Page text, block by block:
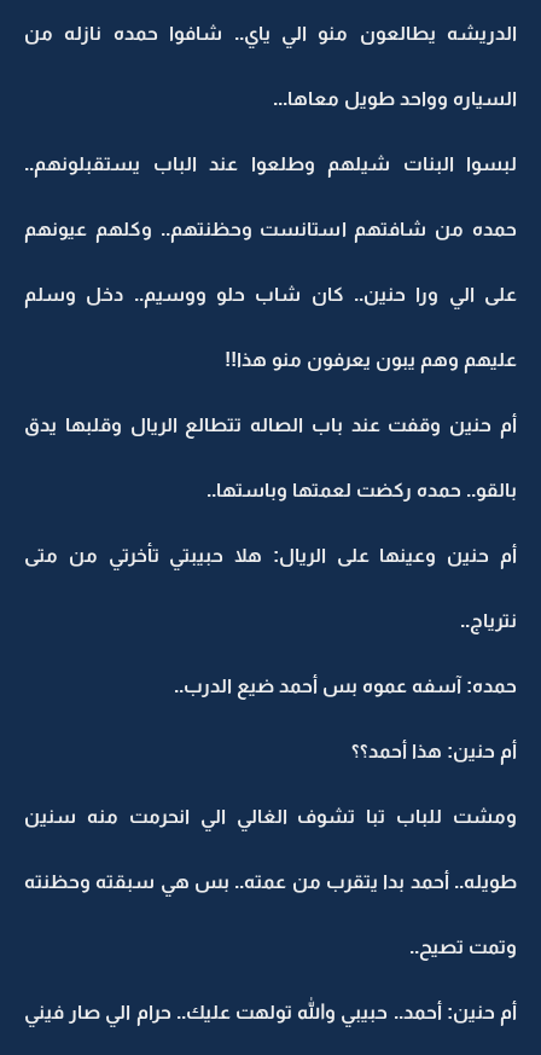
الدريشه يطالعون منو الي ياي.. شافوا حمده نازله من
السياره وواحد طويل معاها...
لبسوا البنات شيلهم وطلعوا عند الباب يستقبلونهم..
حمده من شافتهم استانست وحظنتهم.. وكلهم عيونهم
على الي ورا حنين.. كان شاب حلو ووسيم.. دخل وسلم
عليهم وهم يبون يعرفون منو هذا!!
أم حنين وقفت عند باب الصاله تتطالع الريال وقلبها يدق
بالقو.. حمده ركضت لعمتها وباستها..
أم حنين وعينها على الريال: هلا حبيبتي تأخرتي من متى
نترياج..
حمده: آسفه عموه بس أحمد ضيع الدرب..
أم حنين: هذا أحمد؟؟
ومشت للباب تبا تشوف الغالي الي انحرمت منه سنين
طويله.. أحمد بدا يتقرب من عمته.. بس هي سبقته وحظنته
وتمت تصيح..
أم حنين: أحمد.. حبيبي والله تولهت عليك.. حرام الي صار فيني